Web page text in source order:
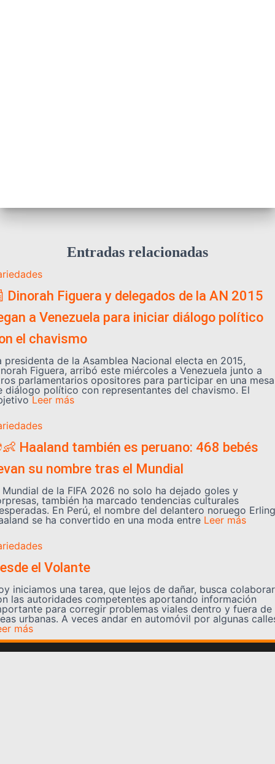
Entradas relacionadas
Dinorah Figuera y delegados de la AN 2015
a Venezuela para iniciar diálogo político
el chavismo
presidenta de la Asamblea Nacional electa en 2015,
Figuera, arribó este miércoles a Venezuela junto a
parlamentarios opositores para participar en una mesa
diálogo político con representantes del chavismo. El
Leer más
Haaland también es peruano: 468 bebés
su nombre tras el Mundial
Mundial de la FIFA 2026 no solo ha dejado goles y
también ha marcado tendencias culturales
En Perú, el nombre del delantero noruego Erling
se ha convertido en una moda entre Leer más
el Volante
iniciamos una tarea, que lejos de dañar, busca colaborar
las autoridades competentes aportando información
para corregir problemas viales dentro y fuera de
urbanas. A veces andar en automóvil por algunas
más